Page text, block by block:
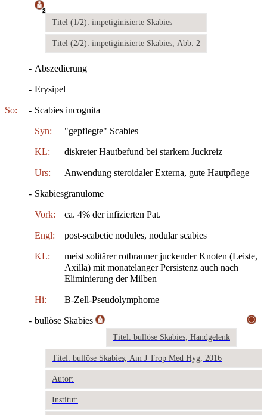
2
Titel (1/2): impetiginisierte Skabies
Titel (2/2): impetiginisierte Skabies, Abb. 2
- Abszedierung
- Erysipel
So: - Scabies incognita
Syn: "gepflegte" Scabies
KL: diskreter Hautbefund bei starkem Juckreiz
Urs: Anwendung steroidaler Externa, gute Hautpflege
- Skabiesgranulome
Vork: ca. 4% der infizierten Pat.
Engl: post-scabetic nodules, nodular scabies
KL:
meist solitärer rotbrauner juckender Knoten (Leiste,
Axilla) mit monatelanger Persistenz auch nach
Eliminierung der Milben
Hi: B-Zell-Pseudolymphome
- bullöse Skabies
Titel: bullöse Skabies, Handgelenk
Titel: bullöse Skabies, Am J Trop Med Hyg, 2016
Autor:
Institut: